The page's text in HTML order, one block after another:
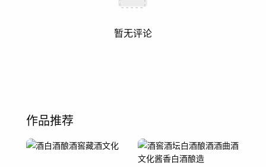
暂无评论
作品推荐